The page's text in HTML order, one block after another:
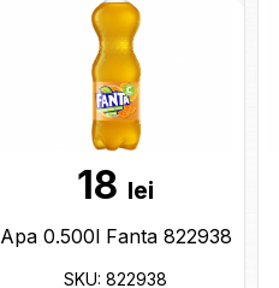
18 lei
Apa 0.500l Fanta 822938
SKU: 822938